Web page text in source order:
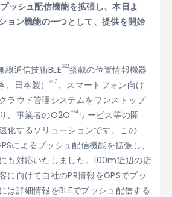
ッシュ配信機能を拡張し、本日よ
ョン機能の一つとして、提供を開始
線通信技術BLE※2搭載の位置情報機器
日本製）
※3、スマートフォン向け
ラウド管理システムをワンストップ
、事業者のO2O ※4サービス等の開
化するソリューションです。この
によるプッシュ配信機能を拡張し、
も対応いたしました。100m近辺の店
に向けて自社のPR情報をGPSでプッ
は詳細情報をBLEでプッシュ配信する